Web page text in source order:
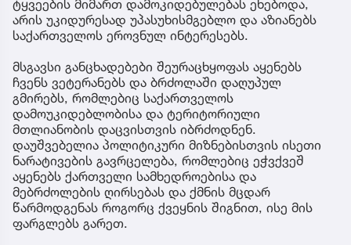
ტყვეების მიმართ დამოკიდებულებას ეხებოდა,
არის უკიდურესად უპასუხისმგებლო და აზიანებს
საქართველოს ეროვნულ ინტერესებს.
მსგავსი განცხადებები შეურაცხყოფას აყენებს
ჩვენს ვეტერანებს და ბრძოლაში დაღუპულ
გმირებს, რომლებიც საქართველოს
დამოუკიდებლობისა და ტერიტორიული
მთლიანობის დაცვისთვის იბრძოდნენ.
დაუშვებელია პოლიტიკური მიზნებისთვის ისეთი
ნარატივების გავრცელება, რომლებიც ეჭვქვეშ
აყენებს ქართველი სამხედროებისა და
მებრძოლების ღირსებას და ქმნის მცდარ
წარმოდგენას როგორც ქვეყნის შიგნით, ისე მის
ფარგლებს გარეთ.